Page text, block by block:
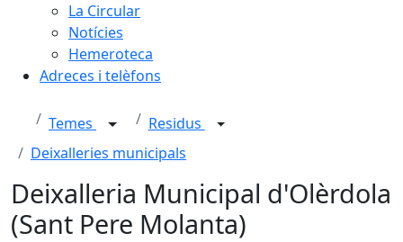
La Circular
Notícies
Hemeroteca
Adreces i telèfons
Temes
Residus
Deixalleries municipals
Deixalleria Municipal d'Olèrdola
(Sant Pere Molanta)